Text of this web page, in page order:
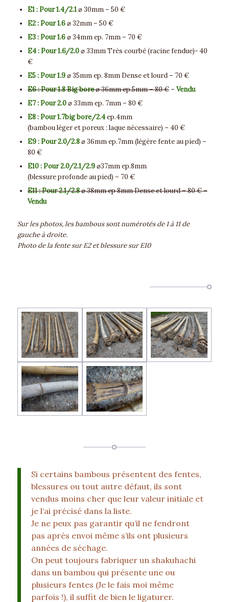
E1 : Pour 1.4/2.1⌀ 30mm – 50 €
E2 : Pour 1.6⌀ 32mm – 50 €
E3 : Pour 1.6⌀ 34mm ep. 7mm – 70 €
E4 : Pour 1.6/2.0⌀ 33mm Très courbé (racine fendue)- 40
€
E5 : Pour 1.9⌀ 35mm ep. 8mm Dense et lourd – 70 €
E6 : Pour 1.8 Big bore⌀ 36mm ep.5mm – 80 €– Vendu
E7 : Pour 2.0⌀ 33mm ep. 7mm – 80 €
E8 : Pour 1.7big bore/2.4ep.4mm
(bambou léger et poreux : laque nécessaire) – 40 €
E9 : Pour 2.0/2.8⌀ 36mm ep.7mm (légère fente au pied) –
80 €
E10 : Pour 2.0/2.1/2.9⌀37mm ep.8mm
(blessure profonde au pied) – 70 €
E11 : Pour 2.1/2.8⌀ 38mm ep 8mm Dense et lourd – 80 € –
Vendu
Sur les photos, les bambous sont numérotés de 1 à 11 de
gauche à droite.
Photo de la fente sur E2 et blessure sur E10
Si certains bambous présentent des fentes,
blessures ou tout autre défaut, ils sont
vendus moins cher que leur valeur initiale et
je l’ai précisé dans la liste.
Je ne peux pas garantir qu’il ne fendront
pas après envoi même s’ils ont plusieurs
années de séchage.
On peut toujours fabriquer un shakuhachi
dans un bambou qui présente une ou
plusieurs fentes (Je le fais moi même
parfois !), il suffit de bien le ligaturer.